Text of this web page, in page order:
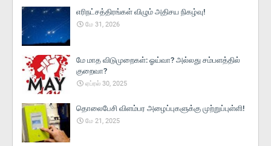
எரிநட்சத்திரங்கள் விழும் அதிசய நிகழ்வு!
மே 31, 2026
மே மாத விடுமுறைகள்: ஓய்வா? அல்லது சம்பளத்தில்
குறைவா?
ஏப்ரல் 30, 2025
தொலைபேசி விளம்பர அழைப்புகளுக்கு முற்றுப்புள்ளி!
மே 21, 2025